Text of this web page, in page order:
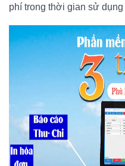
phí trong thời gian sử dụng